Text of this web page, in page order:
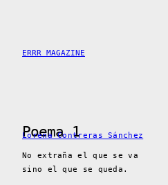
content
ERRR MAGAZINE
Poema 1
Lorena Contreras Sánchez
No extraña el que se va
sino el que se queda.